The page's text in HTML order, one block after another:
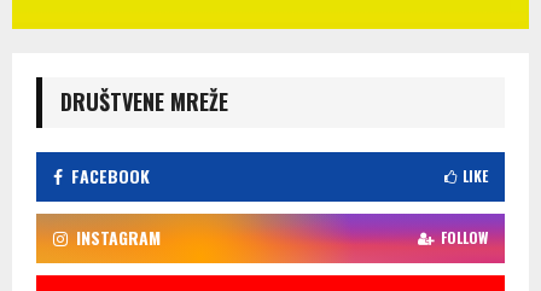
DRUŠTVENE MREŽE
FACEBOOK LIKE
INSTAGRAM FOLLOW